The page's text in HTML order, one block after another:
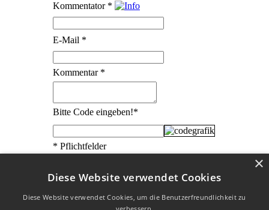
Kommentator *
E-Mail *
Kommentar *
Bitte Code eingeben!*
* Pflichtfelder
Diese Website verwendet Cookies
Diese Website verwendet Cookies, um die Benutzerfreundlichkeit zu
×